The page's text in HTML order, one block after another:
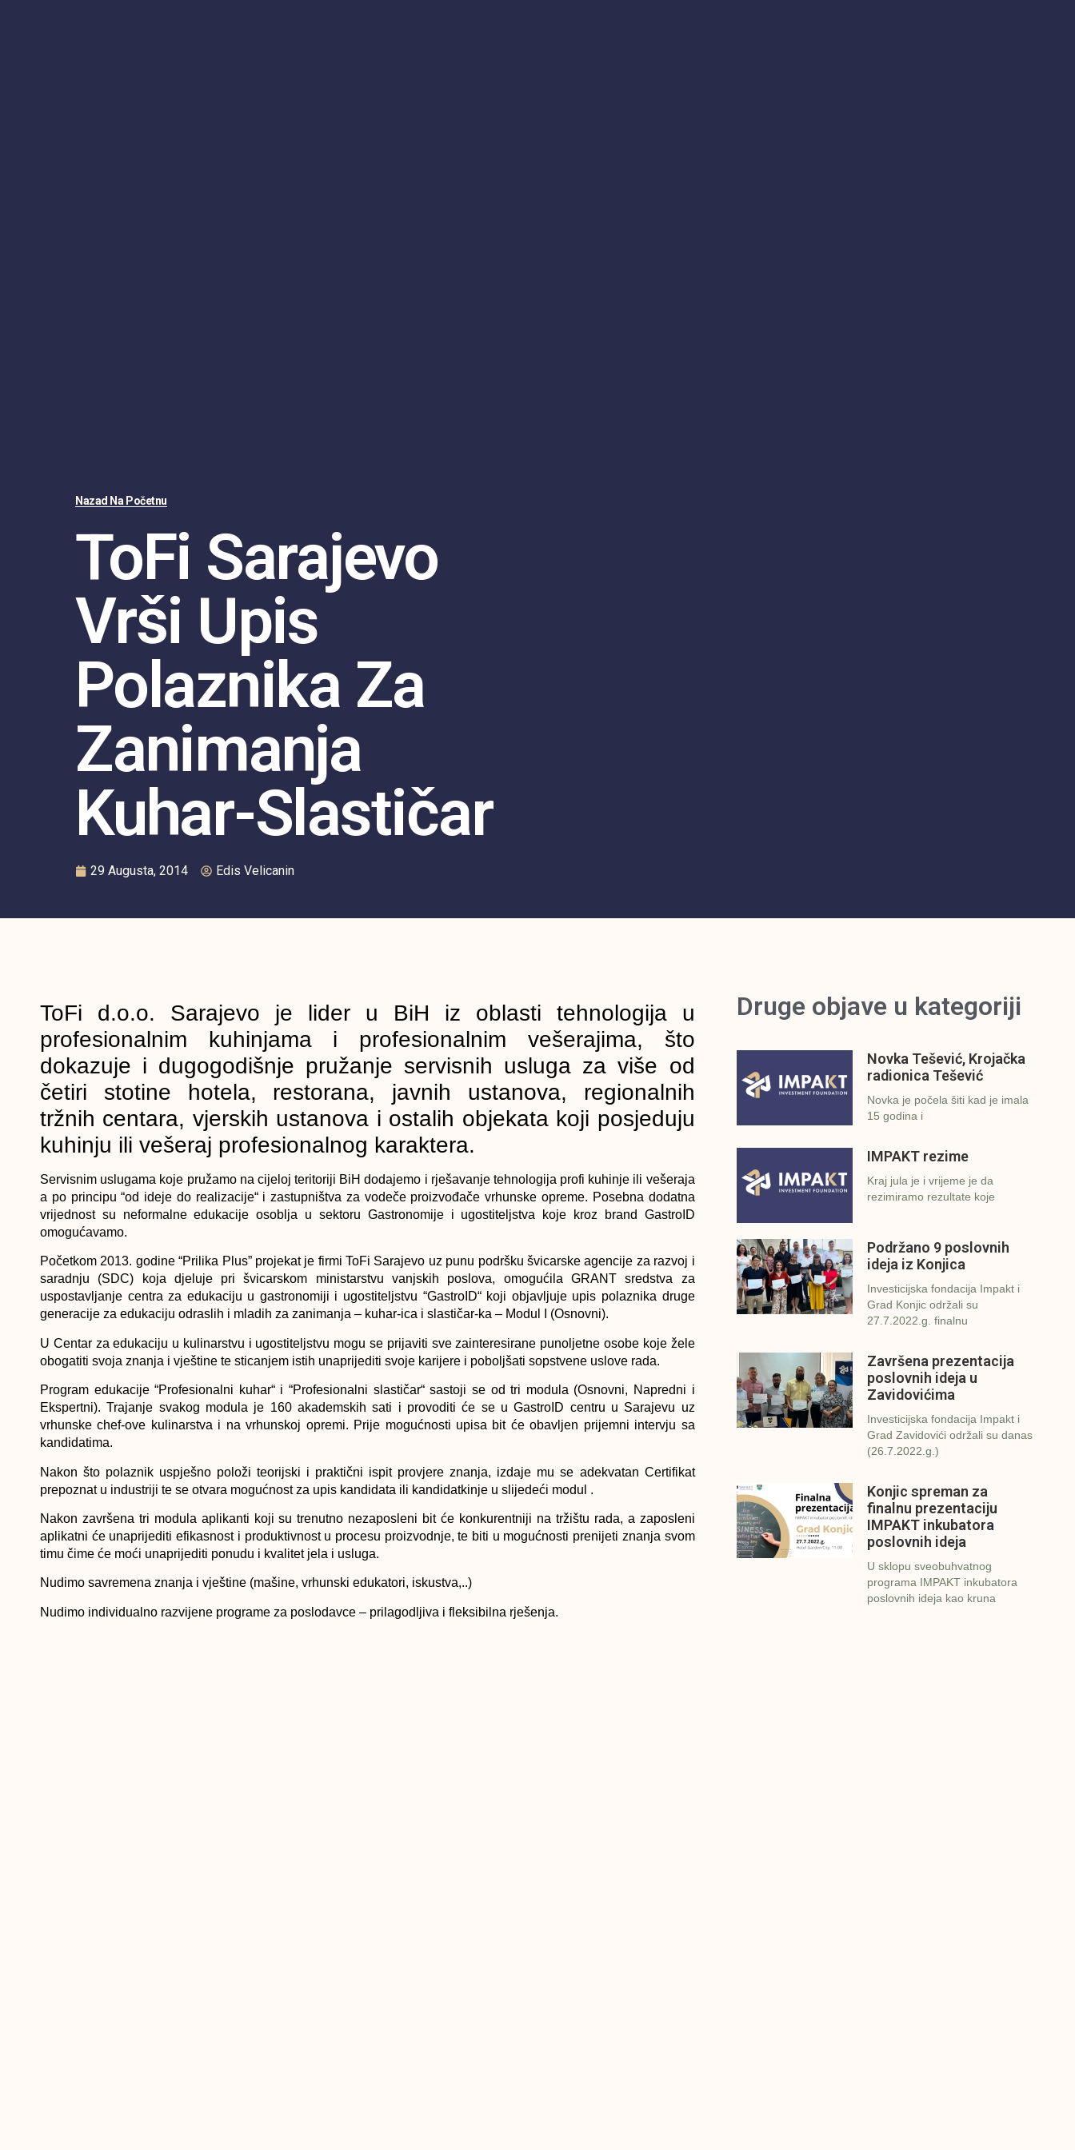
Nazad Na Početnu
ToFi Sarajevo
Vrši Upis
Polaznika Za
Zanimanja
Kuhar-Slastičar
29 Augusta, 2014 Edis Velicanin
ToFi d.o.o. Sarajevo je lider u BiH iz oblasti tehnologija u
profesionalnim kuhinjama i profesionalnim vešerajima, što
dokazuje i dugogodišnje pružanje servisnih usluga za više od
četiri stotine hotela, restorana, javnih ustanova, regionalnih
tržnih centara, vjerskih ustanova i ostalih objekata koji posjeduju
kuhinju ili vešeraj profesionalnog karaktera.
Servisnim uslugama koje pružamo na cijeloj teritoriji BiH dodajemo i rješavanje tehnologija profi kuhinje ili vešeraja
a po principu “od ideje do realizacije“ i zastupništva za vodeče proizvođače vrhunske opreme. Posebna dodatna
vrijednost su neformalne edukacije osoblja u sektoru Gastronomije i ugostiteljstva koje kroz brand GastroID
omogućavamo.
Početkom 2013. godine “Prilika Plus” projekat je firmi ToFi Sarajevo uz punu podršku švicarske agencije za razvoj i
saradnju (SDC) koja djeluje pri švicarskom ministarstvu vanjskih poslova, omogućila GRANT sredstva za
uspostavljanje centra za edukaciju u gastronomiji i ugostiteljstvu “GastroID“ koji objavljuje upis polaznika druge
generacije za edukaciju odraslih i mladih za zanimanja – kuhar-ica i slastičar-ka – Modul I (Osnovni).
U Centar za edukaciju u kulinarstvu i ugostiteljstvu mogu se prijaviti sve zainteresirane punoljetne osobe koje žele
obogatiti svoja znanja i vještine te sticanjem istih unaprijediti svoje karijere i poboljšati sopstvene uslove rada.
Program edukacije “Profesionalni kuhar“ i “Profesionalni slastičar“ sastoji se od tri modula (Osnovni, Napredni i
Ekspertni). Trajanje svakog modula je 160 akademskih sati i provoditi će se u GastroID centru u Sarajevu uz
vrhunske chef-ove kulinarstva i na vrhunskoj opremi. Prije mogućnosti upisa bit će obavljen prijemni intervju sa
kandidatima.
Nakon što polaznik uspješno položi teorijski i praktični ispit provjere znanja, izdaje mu se adekvatan Certifikat
prepoznat u industriji te se otvara mogućnost za upis kandidata ili kandidatkinje u slijedeći modul .
Nakon završena tri modula aplikanti koji su trenutno nezaposleni bit će konkurentniji na tržištu rada, a zaposleni
aplikatni će unaprijediti efikasnost i produktivnost u procesu proizvodnje, te biti u mogućnosti prenijeti znanja svom
timu čime će moći unaprijediti ponudu i kvalitet jela i usluga.
Nudimo savremena znanja i vještine (mašine, vrhunski edukatori, iskustva,..)
Nudimo individualno razvijene programe za poslodavce – prilagodljiva i fleksibilna rješenja.
Druge objave u kategoriji
Novka Tešević, Krojačka
radionica Tešević
Novka je počela šiti kad je imala
15 godina i
IMPAKT rezime
Kraj jula je i vrijeme je da
rezimiramo rezultate koje
Podržano 9 poslovnih
ideja iz Konjica
Investicijska fondacija Impakt i
Grad Konjic održali su
27.7.2022.g. finalnu
Završena prezentacija
poslovnih ideja u
Zavidovićima
Investicijska fondacija Impakt i
Grad Zavidovići održali su danas
(26.7.2022.g.)
Konjic spreman za
finalnu prezentaciju
IMPAKT inkubatora
poslovnih ideja
U sklopu sveobuhvatnog
programa IMPAKT inkubatora
poslovnih ideja kao kruna